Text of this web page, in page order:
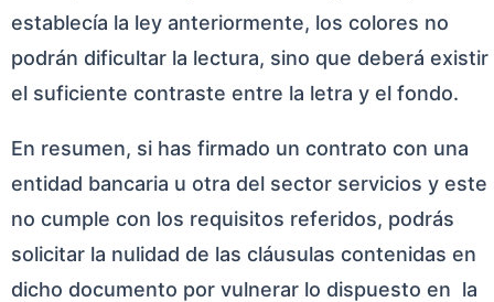
establecía la ley anteriormente, los colores no
podrán dificultar la lectura, sino que deberá existir
el suficiente contraste entre la letra y el fondo.
En resumen, si has firmado un contrato con una
entidad bancaria u otra del sector servicios y este
no cumple con los requisitos referidos, podrás
solicitar la nulidad de las cláusulas contenidas en
dicho documento por vulnerar lo dispuesto en la